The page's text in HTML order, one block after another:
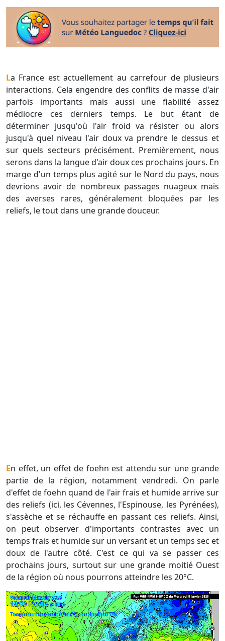
La France est actuellement au carrefour de plusieurs
interactions. Cela engendre des conflits de masse d'air
parfois importants mais aussi une fiabilité assez
médiocre ces derniers temps. Le but étant de
déterminer jusqu'où l'air froid va résister ou alors
jusqu'à quel niveau l'air doux va prendre le dessus et
sur quels secteurs précisément. Premièrement, nous
serons dans la langue d'air doux ces prochains jours. En
marge d'un temps plus agité sur le Nord du pays, nous
devrions avoir de nombreux passages nuageux mais
des averses rares, généralement bloquées par les
reliefs, le tout dans une grande douceur.
En effet, un effet de foehn est attendu sur une grande
partie de la région, notamment vendredi. On parle
d'effet de foehn quand de l'air frais et humide arrive sur
des reliefs (ici, les Cévennes, l'Espinouse, les Pyrénées),
s'assèche et se réchauffe en passant ces reliefs. Ainsi,
on peut observer d'importants contrastes avec un
temps frais et humide sur un versant et un temps sec et
doux de l'autre côté. C'est ce qui va se passer ces
prochains jours, surtout sur une grande moitié Ouest
de la région où nous pourrons atteindre les 20°C.